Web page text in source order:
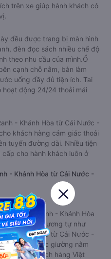
trên xe giúp hành khách có
đều được trang bị màn hình
đèn đọc sách nhiều chế độ
theo nhu cầu của mình.Ổ
cạnh chỗ nằm, bàn làm
uống đầy đủ tiện ích. Tai
hoạt động 24/24 thoải mái
- Khánh Hòa từ Cái Nước -
khách hàng cảm giác thoải
tuyến đường dài. Nhiều tiện
cho hành khách luôn ở
- Khánh Hòa từ Cái Nước -
Cam Ranh - Khánh Hòa
có thiết kế tương tự như
- Khánh Hòa từ Cái Nước -
kích thước giường nằm
với cả khách hàng Việt